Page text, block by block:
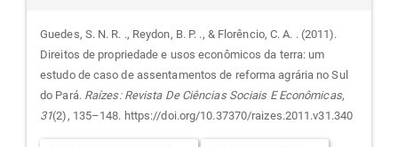
do
artigo
Guedes, S. N. R. ., Reydon, B. P. ., & Florêncio, C. A. . (2011).
Direitos de propriedade e usos econômicos da terra: um
estudo de caso de assentamentos de reforma agrária no Sul
do Pará. Raízes: Revista De Ciências Sociais E Econômicas,
31(2), 135–148. https://doi.org/10.37370/raizes.2011.v31.340